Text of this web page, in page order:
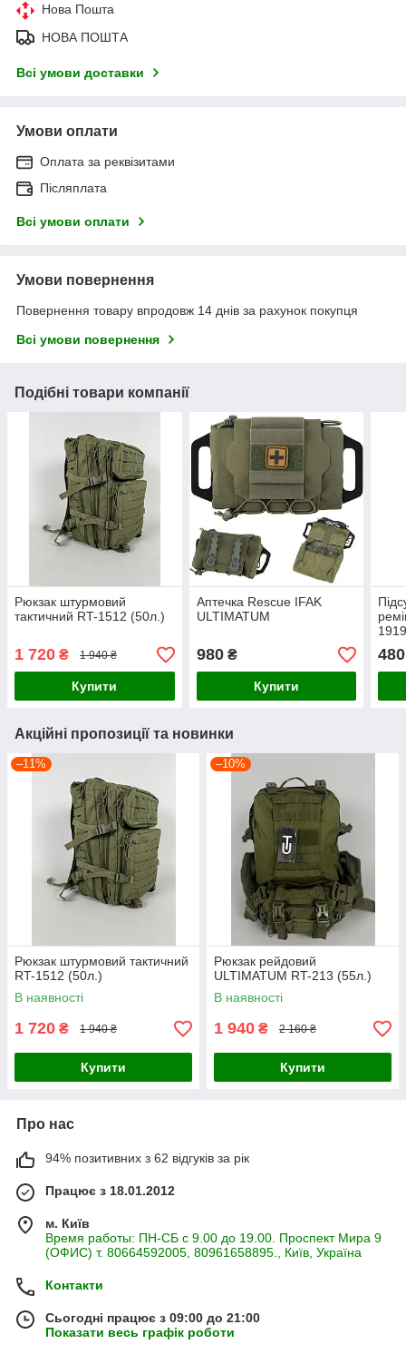
Нова Пошта
НОВА ПОШТА
Всі умови доставки
Умови оплати
Оплата за реквізитами
Післяплата
Всі умови оплати
Умови повернення
Повернення товару впродовж 14 днів за рахунок покупця
Всі умови повернення
Подібні товари компанії
Рюкзак штурмовий
тактичний RT-1512 (50л.)
1 720 ₴ 1 940 ₴
Купити
Аптечка Rescue IFAK
ULTIMATUM
980₴
Купити
480
Акційні пропозиції та новинки
–11%
Рюкзак штурмовий тактичний
RT-1512 (50л.)
В наявності
1 720 ₴ 1 940 ₴
Купити
–10%
Рюкзак рейдовий
ULTIMATUM RT-213 (55л.)
В наявності
1 940 ₴ 2 160 ₴
Купити
Про нас
94% позитивних з 62 відгуків за рік
Працює з 18.01.2012
м. Київ
Время работы: ПН-СБ с 9.00 до 19.00. Проспект Мира 9
(ОФИС) т. 80664592005, 80961658895., Київ, Україна
Контакти
Сьогодні працює з 09:00 до 21:00
Показати весь графік роботи